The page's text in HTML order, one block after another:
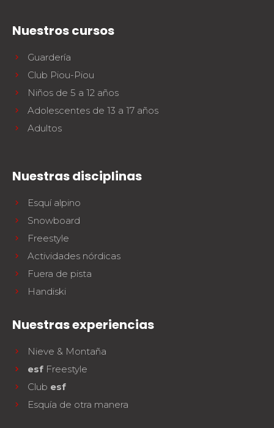
Nuestros cursos
Guardería
Club Piou-Piou
Niños de 5 a 12 años
Adolescentes de 13 a 17 años
Adultos
Nuestras disciplinas
Esquí alpino
Snowboard
Freestyle
Actividades nórdicas
Fuera de pista
Handiski
Nuestras experiencias
Nieve & Montaña
esf Freestyle
Club esf
Esquía de otra manera